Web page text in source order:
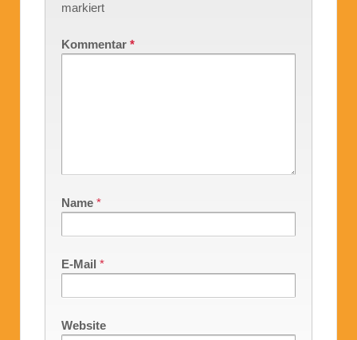
markiert
Kommentar *
Name *
E-Mail *
Website